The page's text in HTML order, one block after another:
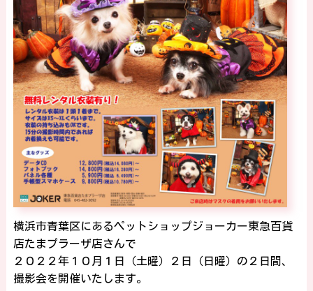
横浜市青葉区にあるペットショップジョーカー東急百貨
店たまプラーザ店さんで
２０２２年１０月１日（土曜）２日（日曜）の２日間、
撮影会を開催いたします。